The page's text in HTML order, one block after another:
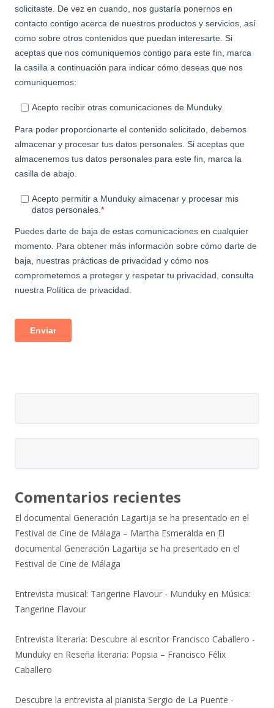
Comentarios recientes
El documental Generación Lagartija se ha presentado en el
Festival de Cine de Málaga – Martha Esmeralda en El
documental Generación Lagartija se ha presentado en el
Festival de Cine de Málaga
Entrevista musical: Tangerine Flavour - Munduky en Música:
Tangerine Flavour
Entrevista literaria: Descubre al escritor Francisco Caballero -
Munduky en Reseña literaria: Popsia – Francisco Félix
Caballero
Descubre la entrevista al pianista Sergio de La Puente -